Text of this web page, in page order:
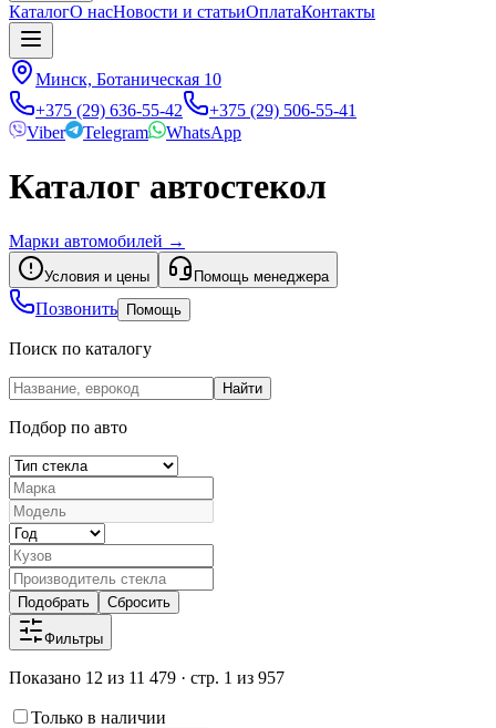
КаталогО насНовости и статьиОплатаКонтакты
Минск, Ботаническая 10
+375 (29) 636-55-42
+375 (29) 506-55-41
Viber
Telegram WhatsApp
Каталог автостекол
Марки автомобилей →
Условия и цены Помощь менеджера
Позвонить Помощь
Поиск по каталогу
Найти
Подбор по авто
Подобрать Сбросить
Фильтры
Показано 12 из 11 479 · стр. 1 из 957
Только в наличии